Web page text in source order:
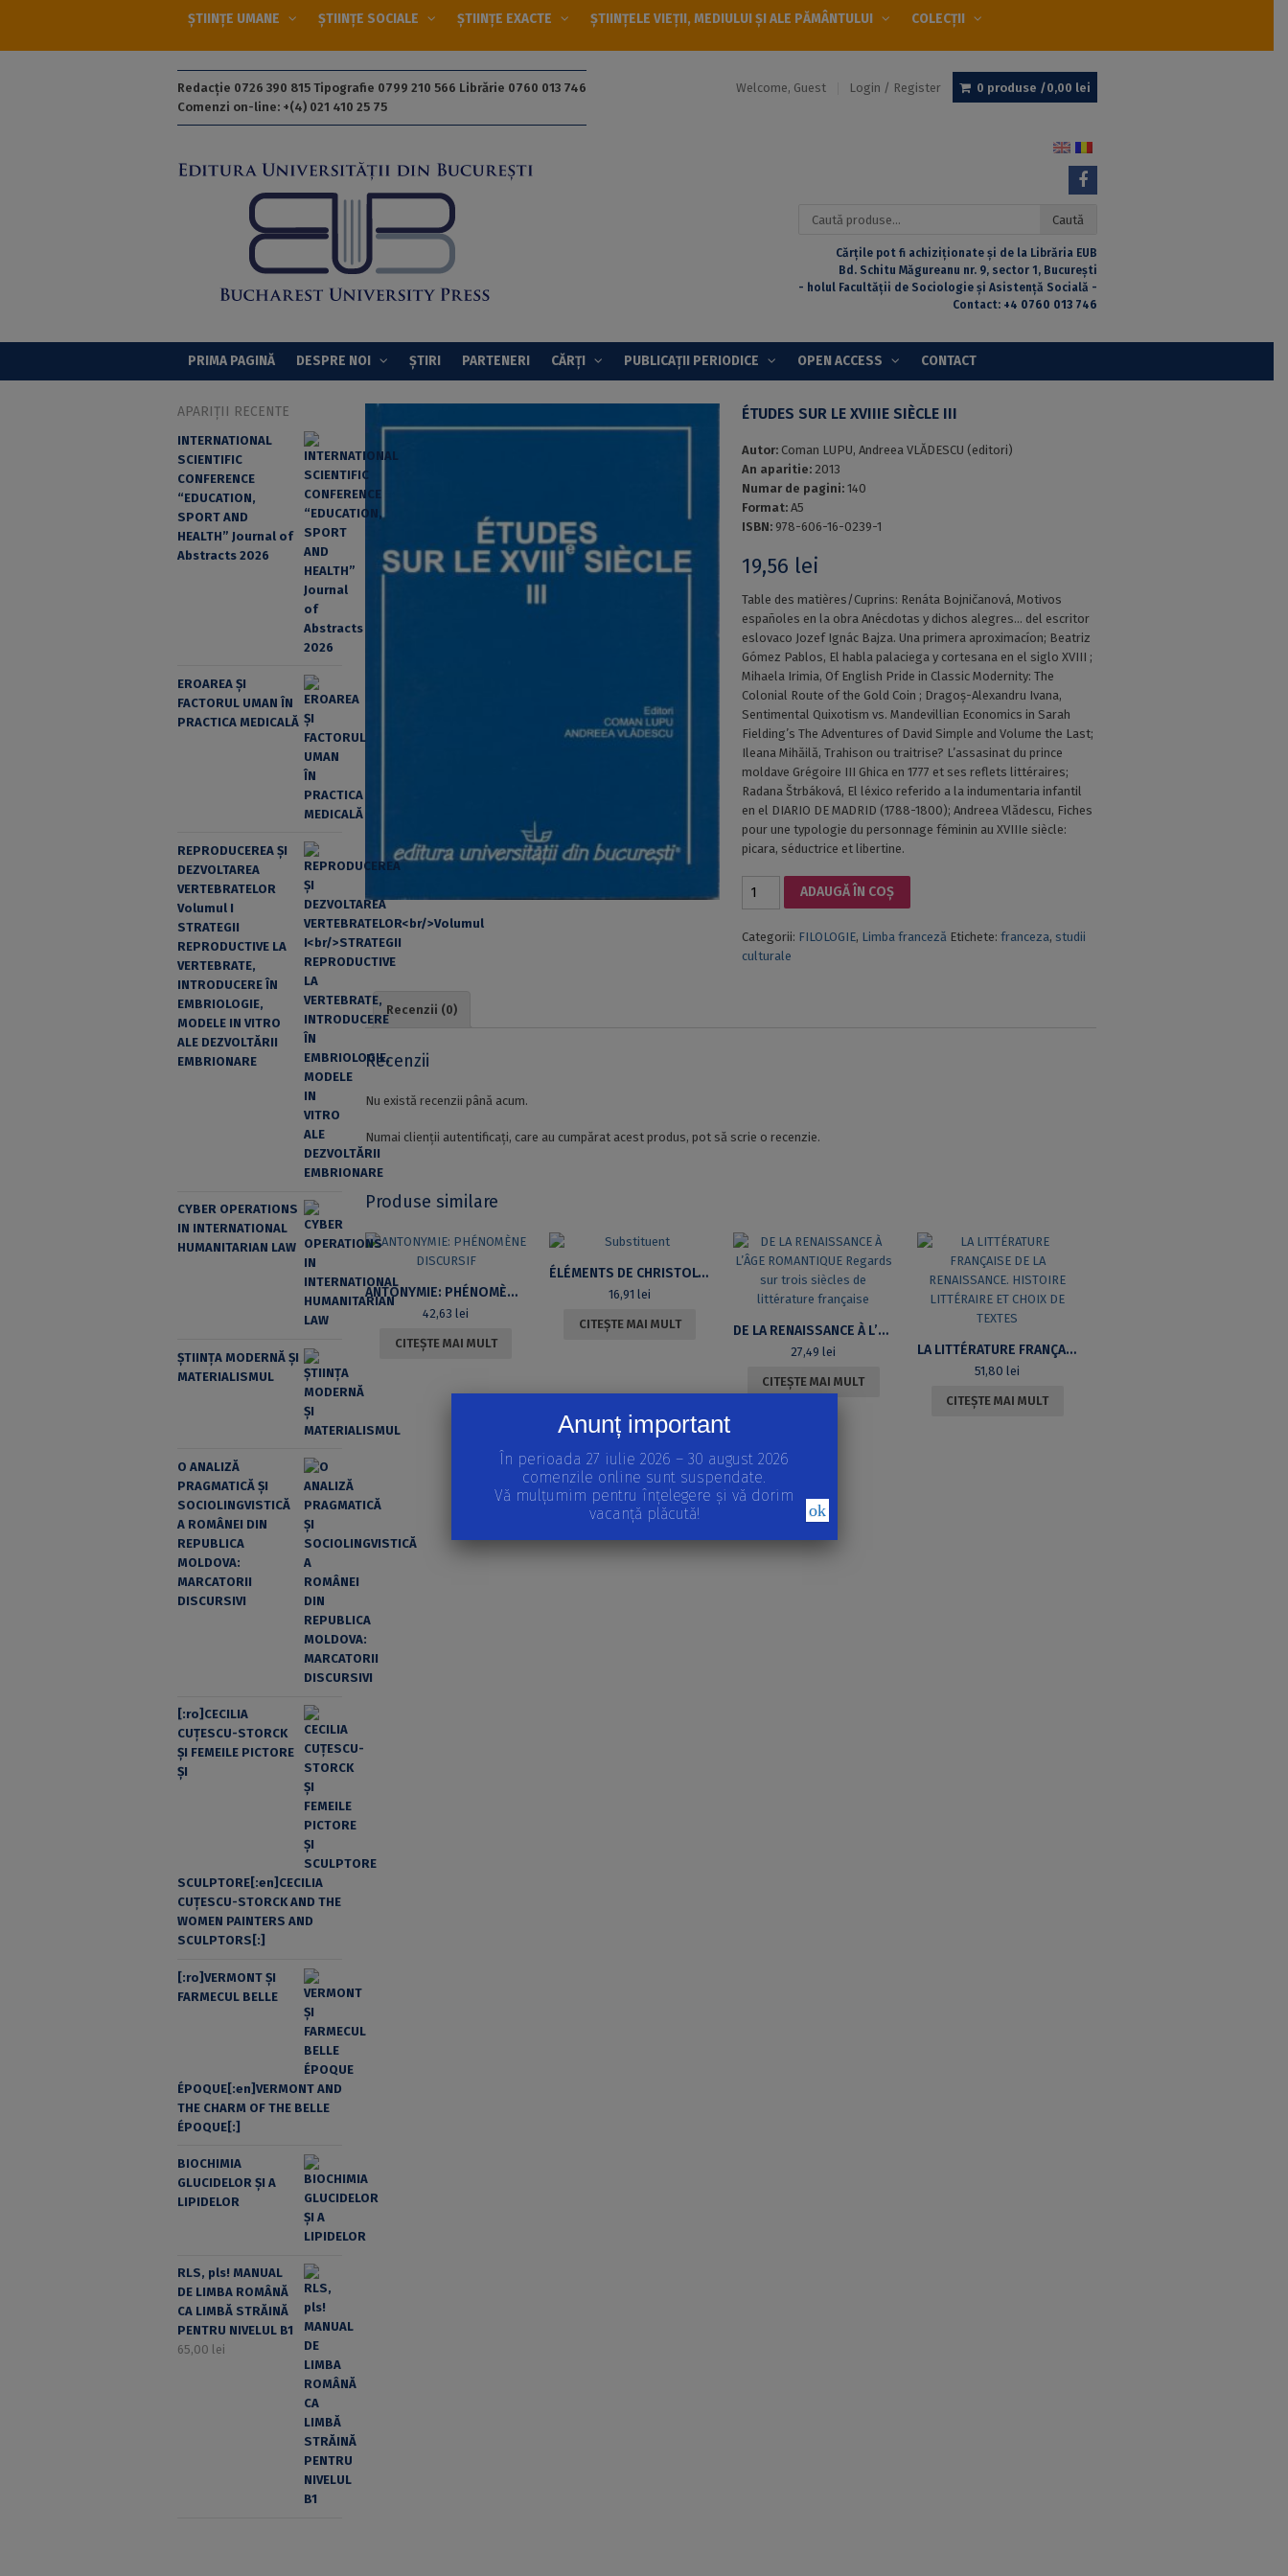
ȘTIINȚE UMANE ȘTIINȚE SOCIALE ȘTIINȚE EXACTE ȘTIINȚELE VIEȚII, MEDIULUI ȘI ALE PĂMÂNTULUI COLECȚII
Redacție 0726 390 815 Tipografie 0799 210 566 Librărie 0760 013 746
Comenzi on-line: +(4) 021 410 25 75
Welcome, Guest Login / Register 0 produse /0,00 lei
Caută
Caută
Cărțile pot fi achiziționate și de la Librăria EUB
Bd. Schitu Măgureanu nr. 9, sector 1, București
- holul Facultății de Sociologie și Asistență Socială -
Contact: +4 0760 013 746
PRIMA PAGINĂ DESPRE NOI ȘTIRI PARTENERI CĂRȚI PUBLICAȚII PERIODICE OPEN ACCESS CONTACT
ÉTUDES SUR LE XVIIIE SIÈCLE III
Autor: Coman LUPU, Andreea VLĂDESCU (editori)
An aparitie: 2013
Numar de pagini:140
Format:A5
ISBN: 978-606-16-0239-1
19,56 lei
Table des matières/Cuprins: Renáta Bojničanová, Motivos
españoles en la obra Anécdotas y dichos alegres… del escritor
eslovaco Jozef Ignác Bajza. Una primera aproximacíon; Beatriz
Gómez Pablos, El habla palaciega y cortesana en el siglo XVIII ;
Mihaela Irimia, Of English Pride in Classic Modernity: The
Colonial Route of the Gold Coin ; Dragoș-Alexandru Ivana,
Sentimental Quixotism vs. Mandevillian Economics in Sarah
Fielding’s The Adventures of David Simple and Volume the Last;
Ileana Mihăilă, Trahison ou traitrise? L’assasinat du prince
moldave Grégoire III Ghica en 1777 et ses reflets littéraires;
Radana Štrbáková, El léxico referido a la indumentaria infantil
en el DIARIO DE MADRID (1788-1800); Andreea Vlădescu, Fiches
pour une typologie du personnage féminin au XVIIIe siècle:
picara, séductrice et libertine.
LE
XVIIIe
ADAUGĂ ÎN COȘ
Categorii: FILOLOGIE, Limba franceză Etichete:franceza, studii
culturale
Recenzii (0)
Recenzii
Nu există recenzii până acum.
Numai clienții autentificați, care au cumpărat acest produs, pot să scrie o recenzie.
Produse similare
ANTONYMIE: PHÉNOMÈNE DISCURSIF
42,63lei
CITEȘTE MAI MULT
ÉLÉMENTS DE CHRISTOLOGIE DANS LES SERMONS DE JACQUES BÉNIGNE BOSSUET
16,91lei
CITEȘTE MAI MULT DE LA RENAISSANCE À L’ÂGE ROMANTIQUE REGARDS SUR TROIS SIÈCLES DE LITTÉRATURE FRANÇAISE
27,49lei
CITEȘTE MAI MULT
LA LITTÉRATURE FRANÇAISE DE LA RENAISSANCE. HISTOIRE LITTÉRAIRE ET CHOIX DE TEXTES
51,80lei
CITEȘTE MAI MULT
APARIȚII RECENTE
INTERNATIONAL
SCIENTIFIC
CONFERENCE
“EDUCATION,
SPORT AND
HEALTH” Journal of
Abstracts 2026
EROAREA ȘI
FACTORUL UMAN ÎN
PRACTICA MEDICALĂ
REPRODUCEREA ȘI
DEZVOLTAREA
VERTEBRATELOR
Volumul I
STRATEGII
REPRODUCTIVE LA
VERTEBRATE,
INTRODUCERE ÎN
EMBRIOLOGIE,
MODELE IN VITRO
ALE DEZVOLTĂRII
EMBRIONARE
CYBER OPERATIONS
IN INTERNATIONAL
HUMANITARIAN LAW
ȘTIINȚA MODERNĂ ȘI
MATERIALISMUL
O ANALIZĂ
PRAGMATICĂ ȘI
SOCIOLINGVISTICĂ
A ROMÂNEI DIN
REPUBLICA
MOLDOVA:
MARCATORII
DISCURSIVI
[:ro]CECILIA
CUŢESCU-STORCK
ŞI FEMEILE PICTORE
ŞI
SCULPTORE[:en]CECILIA
CUŢESCU-STORCK AND THE
WOMEN PAINTERS AND
SCULPTORS[:]
[:ro]VERMONT ȘI
FARMECUL BELLE
ÉPOQUE[:en]VERMONT AND
THE CHARM OF THE BELLE
ÉPOQUE[:]
BIOCHIMIA
GLUCIDELOR ȘI A
LIPIDELOR
RLS, pls! MANUAL
DE LIMBA ROMÂNĂ
CA LIMBĂ STRĂINĂ
PENTRU NIVELUL B1
65,00 lei
Anunț important
În perioada 27 iulie 2026 – 30 august 2026
comenzile online sunt suspendate.
Vă mulțumim pentru înțelegere și vă dorim
vacanță plăcută!
ok